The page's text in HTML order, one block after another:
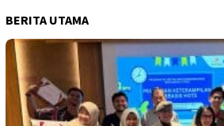
BERITA UTAMA